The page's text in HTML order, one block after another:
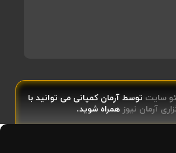
سایت توسط آرمان کمپانی می توانید با
آرمان نیوز همراه شوید.